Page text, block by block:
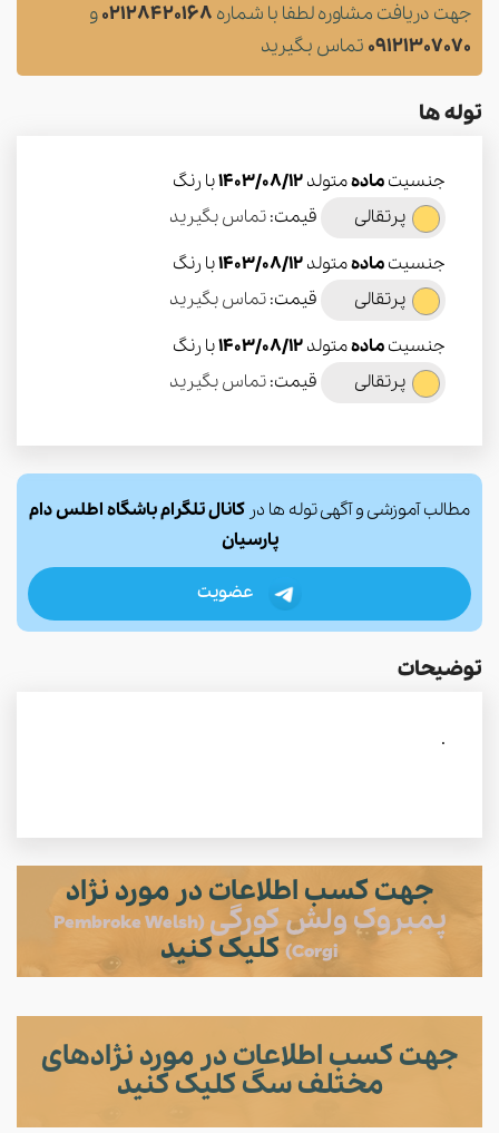
جهت دریافت مشاوره لطفا با شماره 02128420168و
09121307070 تماس بگیرید
توله ها
جنسیتمادهمتولد1403/08/12با رنگ
پرتقالی
قیمت:تماس بگیرید
جنسیتمادهمتولد1403/08/12با رنگ
پرتقالی
قیمت:تماس بگیرید
جنسیتمادهمتولد1403/08/12با رنگ
پرتقالی
قیمت:تماس بگیرید
مطالب آموزشی و آگهی توله ها در کانال تلگرام باشگاه اطلس دام
پارسیان
عضویت
توضیحات
.
جهت کسب اطلاعات در مورد نژاد
پمبروک ولش کورگی (Pembroke Welsh
Corgi) کلیک کنید
جهت کسب اطلاعات در مورد نژادهای
مختلف سگ کلیک کنید